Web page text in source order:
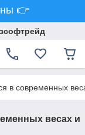
👉
в современных
весах и